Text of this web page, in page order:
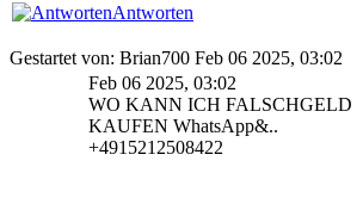
Antworten
Gestartet von: Brian700 Feb 06 2025, 03:02
Feb 06 2025, 03:02
WO KANN ICH FALSCHGELD
KAUFEN WhatsApp&..
+4915212508422